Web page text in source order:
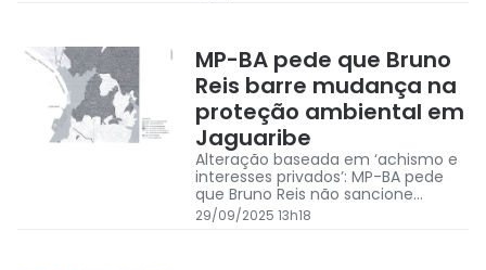
MP-BA pede que Bruno
Reis barre mudança na
proteção ambiental em
Jaguaribe
Alteração baseada em ‘achismo e
interesses privados’: MP-BA pede
que Bruno Reis não sancione
mudança na Louos que podem
impactar área do Vale Encantado,
29/09/2025 13h18